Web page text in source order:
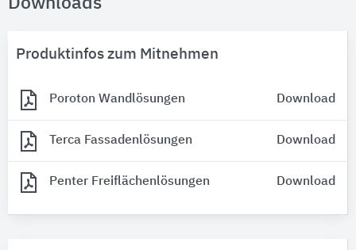
Produktinfos zum Mitnehmen
Poroton Wandlösungen Download
Terca Fassadenlösungen Download
Penter Freiflächenlösungen Download